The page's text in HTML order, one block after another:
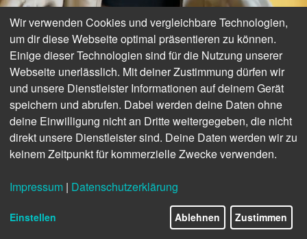
Wir verwenden Cookies und vergleichbare Technologien,
um dir diese Webseite optimal präsentieren zu können.
Einige dieser Technologien sind für die Nutzung unserer
Webseite unerlässlich. Mit deiner Zustimmung dürfen wir
und unsere Dienstleister Informationen auf deinem Gerät
speichern und abrufen. Dabei werden deine Daten ohne
deine Einwilligung nicht an Dritte weitergegeben, die nicht
direkt unsere Dienstleister sind. Deine Daten werden wir zu
keinem Zeitpunkt für kommerzielle Zwecke verwenden.
Impressum | Datenschutzerklärung
Einstellen Ablehnen Zustimmen